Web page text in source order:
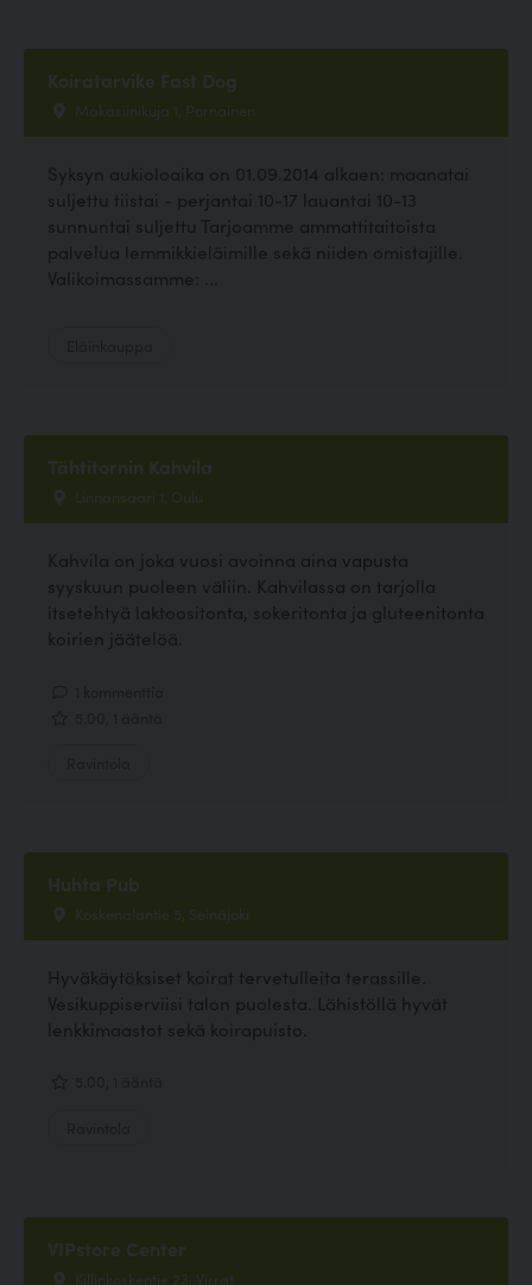
Koiratarvike Fast Dog
Makasiinikuja 1, Pornainen
Syksyn aukioloaika on 01.09.2014 alkaen: maanatai
suljettu tiistai - perjantai 10-17 lauantai 10-13
sunnuntai suljettu Tarjoamme ammattitaitoista
palvelua lemmikkieläimille sekä niiden omistajille.
Valikoimassamme: ...
Tähtitornin Kahvila
Linnansaari 1, Oulu
Kahvila on joka vuosi avoinna aina vapusta
syyskuun puoleen väliin. Kahvilassa on tarjolla
itsetehtyä laktoositonta, sokeritonta ja gluteenitonta
koirien jäätelöä.
Huhta Pub
Koskenalantie 5, Seinäjoki
Hyväkäytöksiset koirat tervetulleita terassille.
Vesikuppiserviisi talon puolesta. Lähistöllä hyvät
lenkkimaastot sekä koirapuisto.
VIPstore Center
Killinkoskentie 23, Virrat